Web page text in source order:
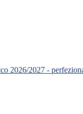
2026/2027 -